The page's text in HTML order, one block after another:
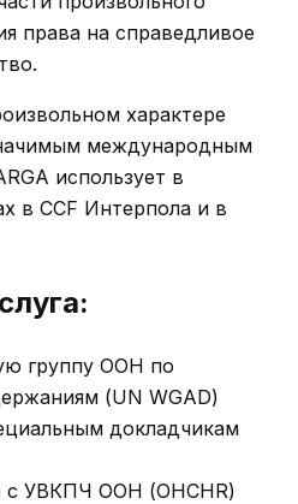
права на справедливое
характере
международным
использует в
в CCF Интерпола и в
группу ООН по
(UN WGAD)
докладчикам
с УВКПЧ ООН (OHCHR)